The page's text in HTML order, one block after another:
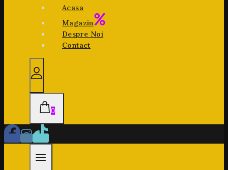
Acasa
Magazin
Despre Noi
Contact
0